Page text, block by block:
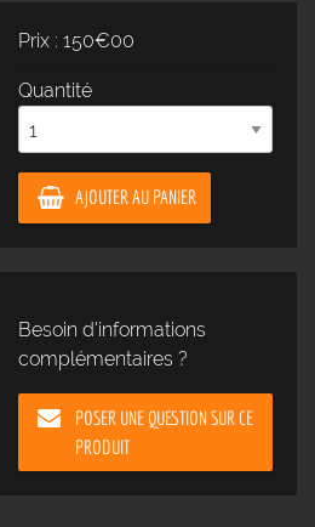
Prix : 150€00
Quantité
AJOUTER AU PANIER
Besoin d'informations
complémentaires ?
POSER UNE QUESTION SUR CE
PRODUIT